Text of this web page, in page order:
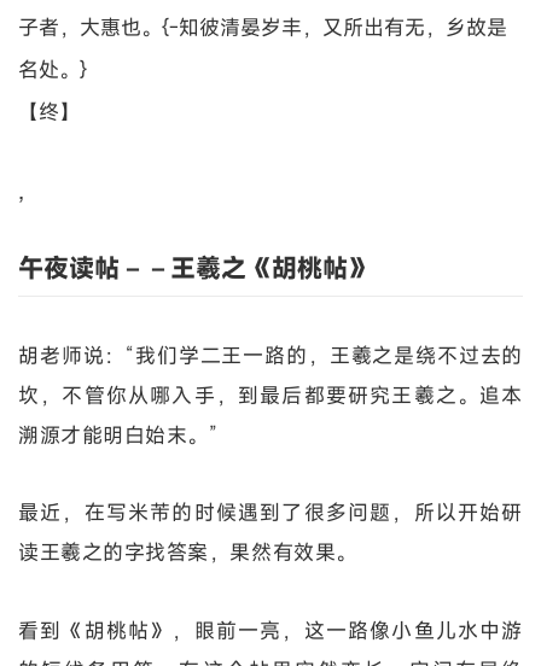
子者，大惠也。{-知彼清晏岁丰，又所出有无，乡故是
名处。}
【终】
,
午夜读帖－－王羲之《胡桃帖》
胡老师说：“我们学二王一路的，王羲之是绕不过去的
坎，不管你从哪入手，到最后都要研究王羲之。追本
溯源才能明白始末。”
最近，在写米芾的时候遇到了很多问题，所以开始研
读王羲之的字找答案，果然有效果。
看到《胡桃帖》，眼前一亮，这一路像小鱼儿水中游